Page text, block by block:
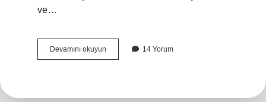
ve…
Devamını okuyun
Saç
14 Yorum